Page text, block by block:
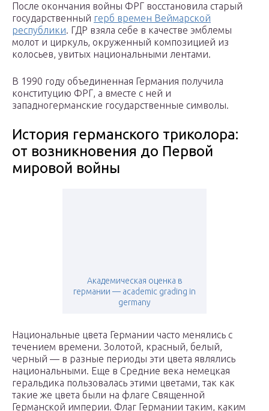
После окончания войны ФРГ восстановила старый
государственный герб времен Веймарской
республики. ГДР взяла себе в качестве эмблемы
молот и циркуль, окруженный композицией из
колосьев, увитых национальными лентами.
В 1990 году объединенная Германия получила
конституцию ФРГ, а вместе с ней и
западногерманские государственные символы.
История германского триколора:
от возникновения до Первой
мировой войны
Академическая оценка в
германии — academic grading in
germany
Национальные цвета Германии часто менялись с
течением времени. Золотой, красный, белый,
черный — в разные периоды эти цвета являлись
национальными. Еще в Средние века немецкая
геральдика пользовалась этими цветами, так как
такие же цвета были на флаге Священной
Германской империи. Флаг Германии таким, каким